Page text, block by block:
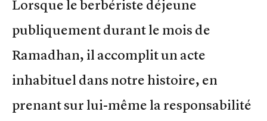
Lorsque le berbériste déjeune
publiquement durant le mois de
Ramadhan, il accomplit un acte
inhabituel dans notre histoire, en
prenant sur lui-même la responsabilité